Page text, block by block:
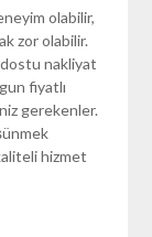
olabilir,
zor olabilir.
nakliyat
fiyatlı
gerekenler.
hizmet